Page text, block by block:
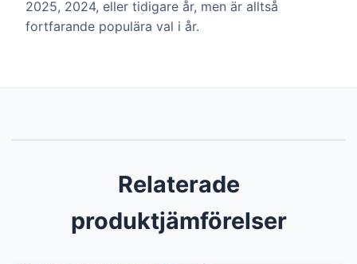
2025, 2024, eller tidigare år, men är alltså
fortfarande populära val i år.
Relaterade
produktjämförelser